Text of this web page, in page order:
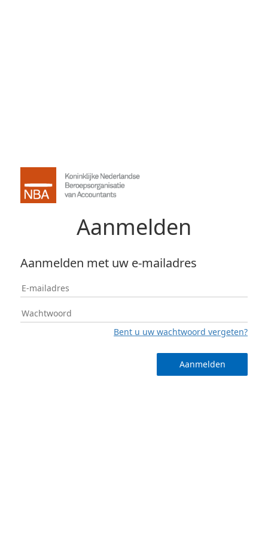
Aanmelden
Aanmelden met uw e-mailadres
Bent u uw wachtwoord vergeten?
Aanmelden